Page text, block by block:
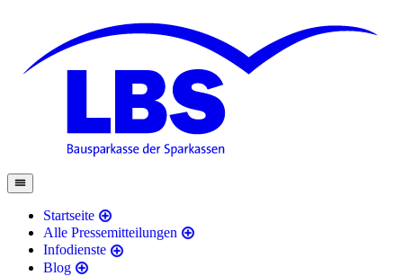
Startseite
Alle Pressemitteilungen
Infodienste
Blog